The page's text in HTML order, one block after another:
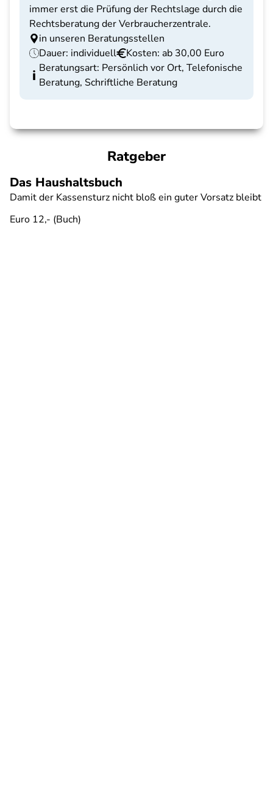
immer erst die Prüfung der Rechtslage durch die
Rechtsberatung der Verbraucherzentrale.
in unseren Beratungsstellen
Dauer: individuell
Kosten: ab 30,00 Euro
Beratungsart: Persönlich vor Ort, Telefonische
Beratung, Schriftliche Beratung
Ratgeber
Das Haushaltsbuch
Damit der Kassensturz nicht bloß ein guter Vorsatz bleibt
Euro 12,- (Buch)